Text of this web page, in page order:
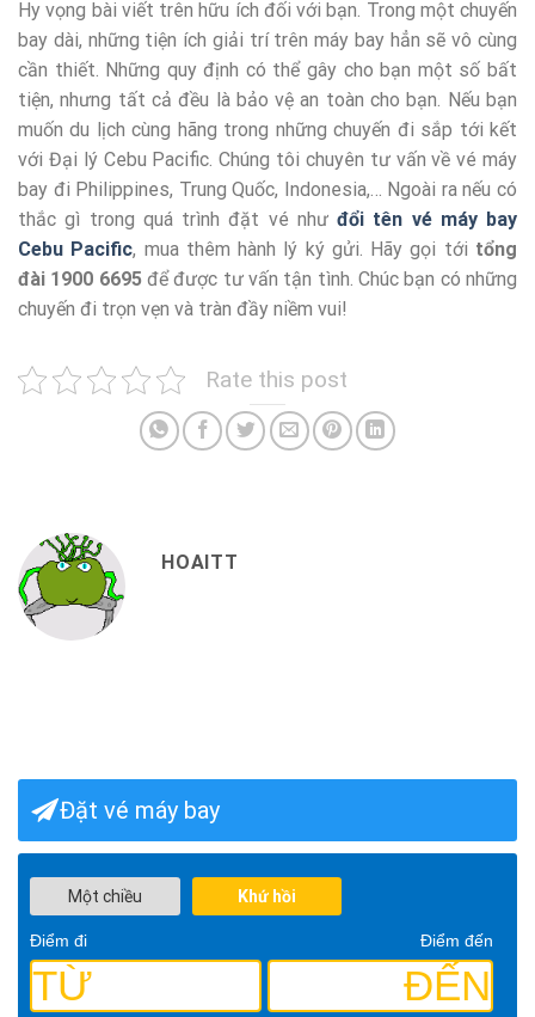
Hy vọng bài viết trên hữu ích đối với bạn. Trong một chuyến
bay dài, những tiện ích giải trí trên máy bay hẳn sẽ vô cùng
cần thiết. Những quy định có thể gây cho bạn một số bất
tiện, nhưng tất cả đều là bảo vệ an toàn cho bạn. Nếu bạn
muốn du lịch cùng hãng trong những chuyến đi sắp tới kết
với Đại lý Cebu Pacific. Chúng tôi chuyên tư vấn về vé máy
bay đi Philippines, Trung Quốc, Indonesia,… Ngoài ra nếu có
thắc gì trong quá trình đặt vé như đổi tên vé máy bay
Cebu Pacific, mua thêm hành lý ký gửi. Hãy gọi tới tổng
đài 1900 6695để được tư vấn tận tình. Chúc bạn có những
chuyến đi trọn vẹn và tràn đầy niềm vui!
Rate this post
HOAITT
Đặt vé máy bay
Một chiều Khứ hồi
Điểm đi Điểm đến
TỪ ĐẾN